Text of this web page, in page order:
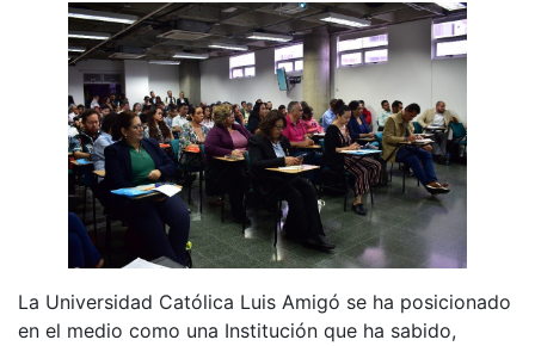
La Universidad Católica Luis Amigó se ha posicionado
en el medio como una Institución que ha sabido,